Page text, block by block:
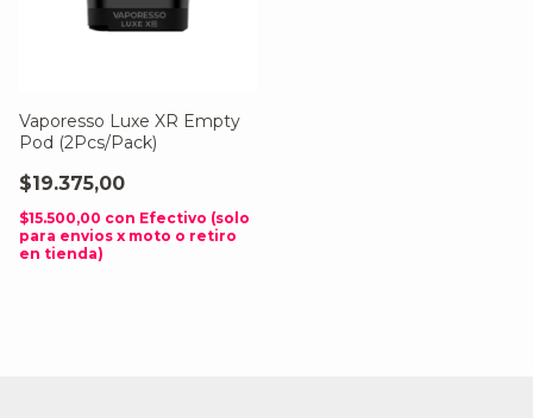
Vaporesso Luxe XR Empty
Pod (2Pcs/Pack)
$19.375,00
$15.500,00 con Efectivo (solo
para envios x moto o retiro
en tienda)